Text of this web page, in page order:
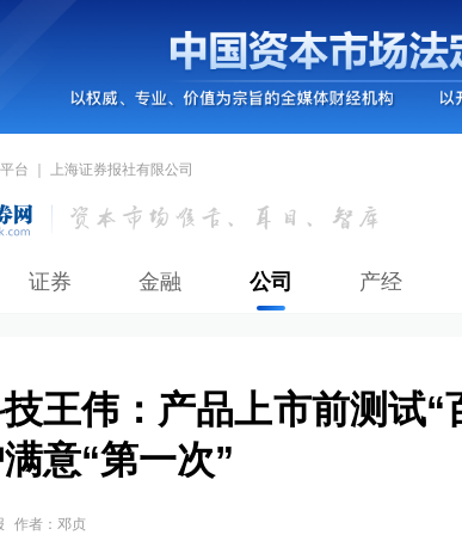
台 ｜ 上海证券报社有限公司
证券 金融 公司 产经
王伟：产品上市前测试“
意“第一次”
作者：邓贞